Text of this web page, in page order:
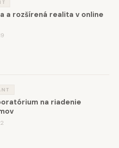
a rozšírená realita v online
na riadenie